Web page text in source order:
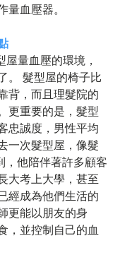
血壓器。
量血壓的環境，
。 髮型屋的椅子比
背，而且理髮院的
更重要的是，髮型
忠誠度，男性平均
一次髮型屋，像髮
他陪伴著許多顧客
大考上大學，甚至
經成為他們生活的
更能以朋友的身
，並控制自己的血